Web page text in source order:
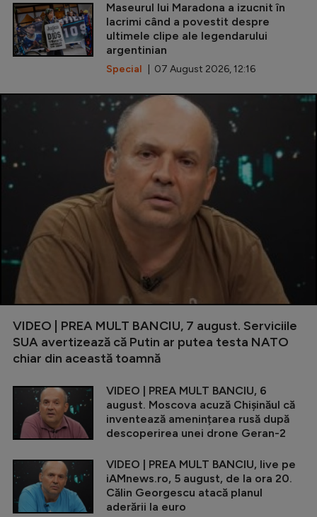
Maseurul lui Maradona a izucnit în
lacrimi când a povestit despre
ultimele clipe ale legendarului
argentinian
Special | 07 August 2026, 12:16
VIDEO | PREA MULT BANCIU, 7 august. Serviciile
SUA avertizează că Putin ar putea testa NATO
chiar din această toamnă
VIDEO | PREA MULT BANCIU, 6
august. Moscova acuză Chișinăul că
inventează amenințarea rusă după
descoperirea unei drone Geran-2
VIDEO | PREA MULT BANCIU, live pe
iAMnews.ro, 5 august, de la ora 20.
Călin Georgescu atacă planul
aderării la euro